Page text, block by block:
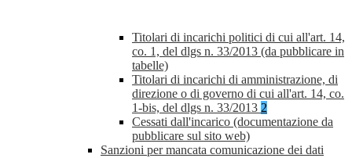
Titolari di incarichi politici di cui all'art. 14,
co. 1, del dlgs n. 33/2013 (da pubblicare in
tabelle)
Titolari di incarichi di amministrazione, di
direzione o di governo di cui all'art. 14, co.
1-bis, del dlgs n. 33/2013 2
Cessati dall'incarico (documentazione da
pubblicare sul sito web)
Sanzioni per mancata comunicazione dei dati